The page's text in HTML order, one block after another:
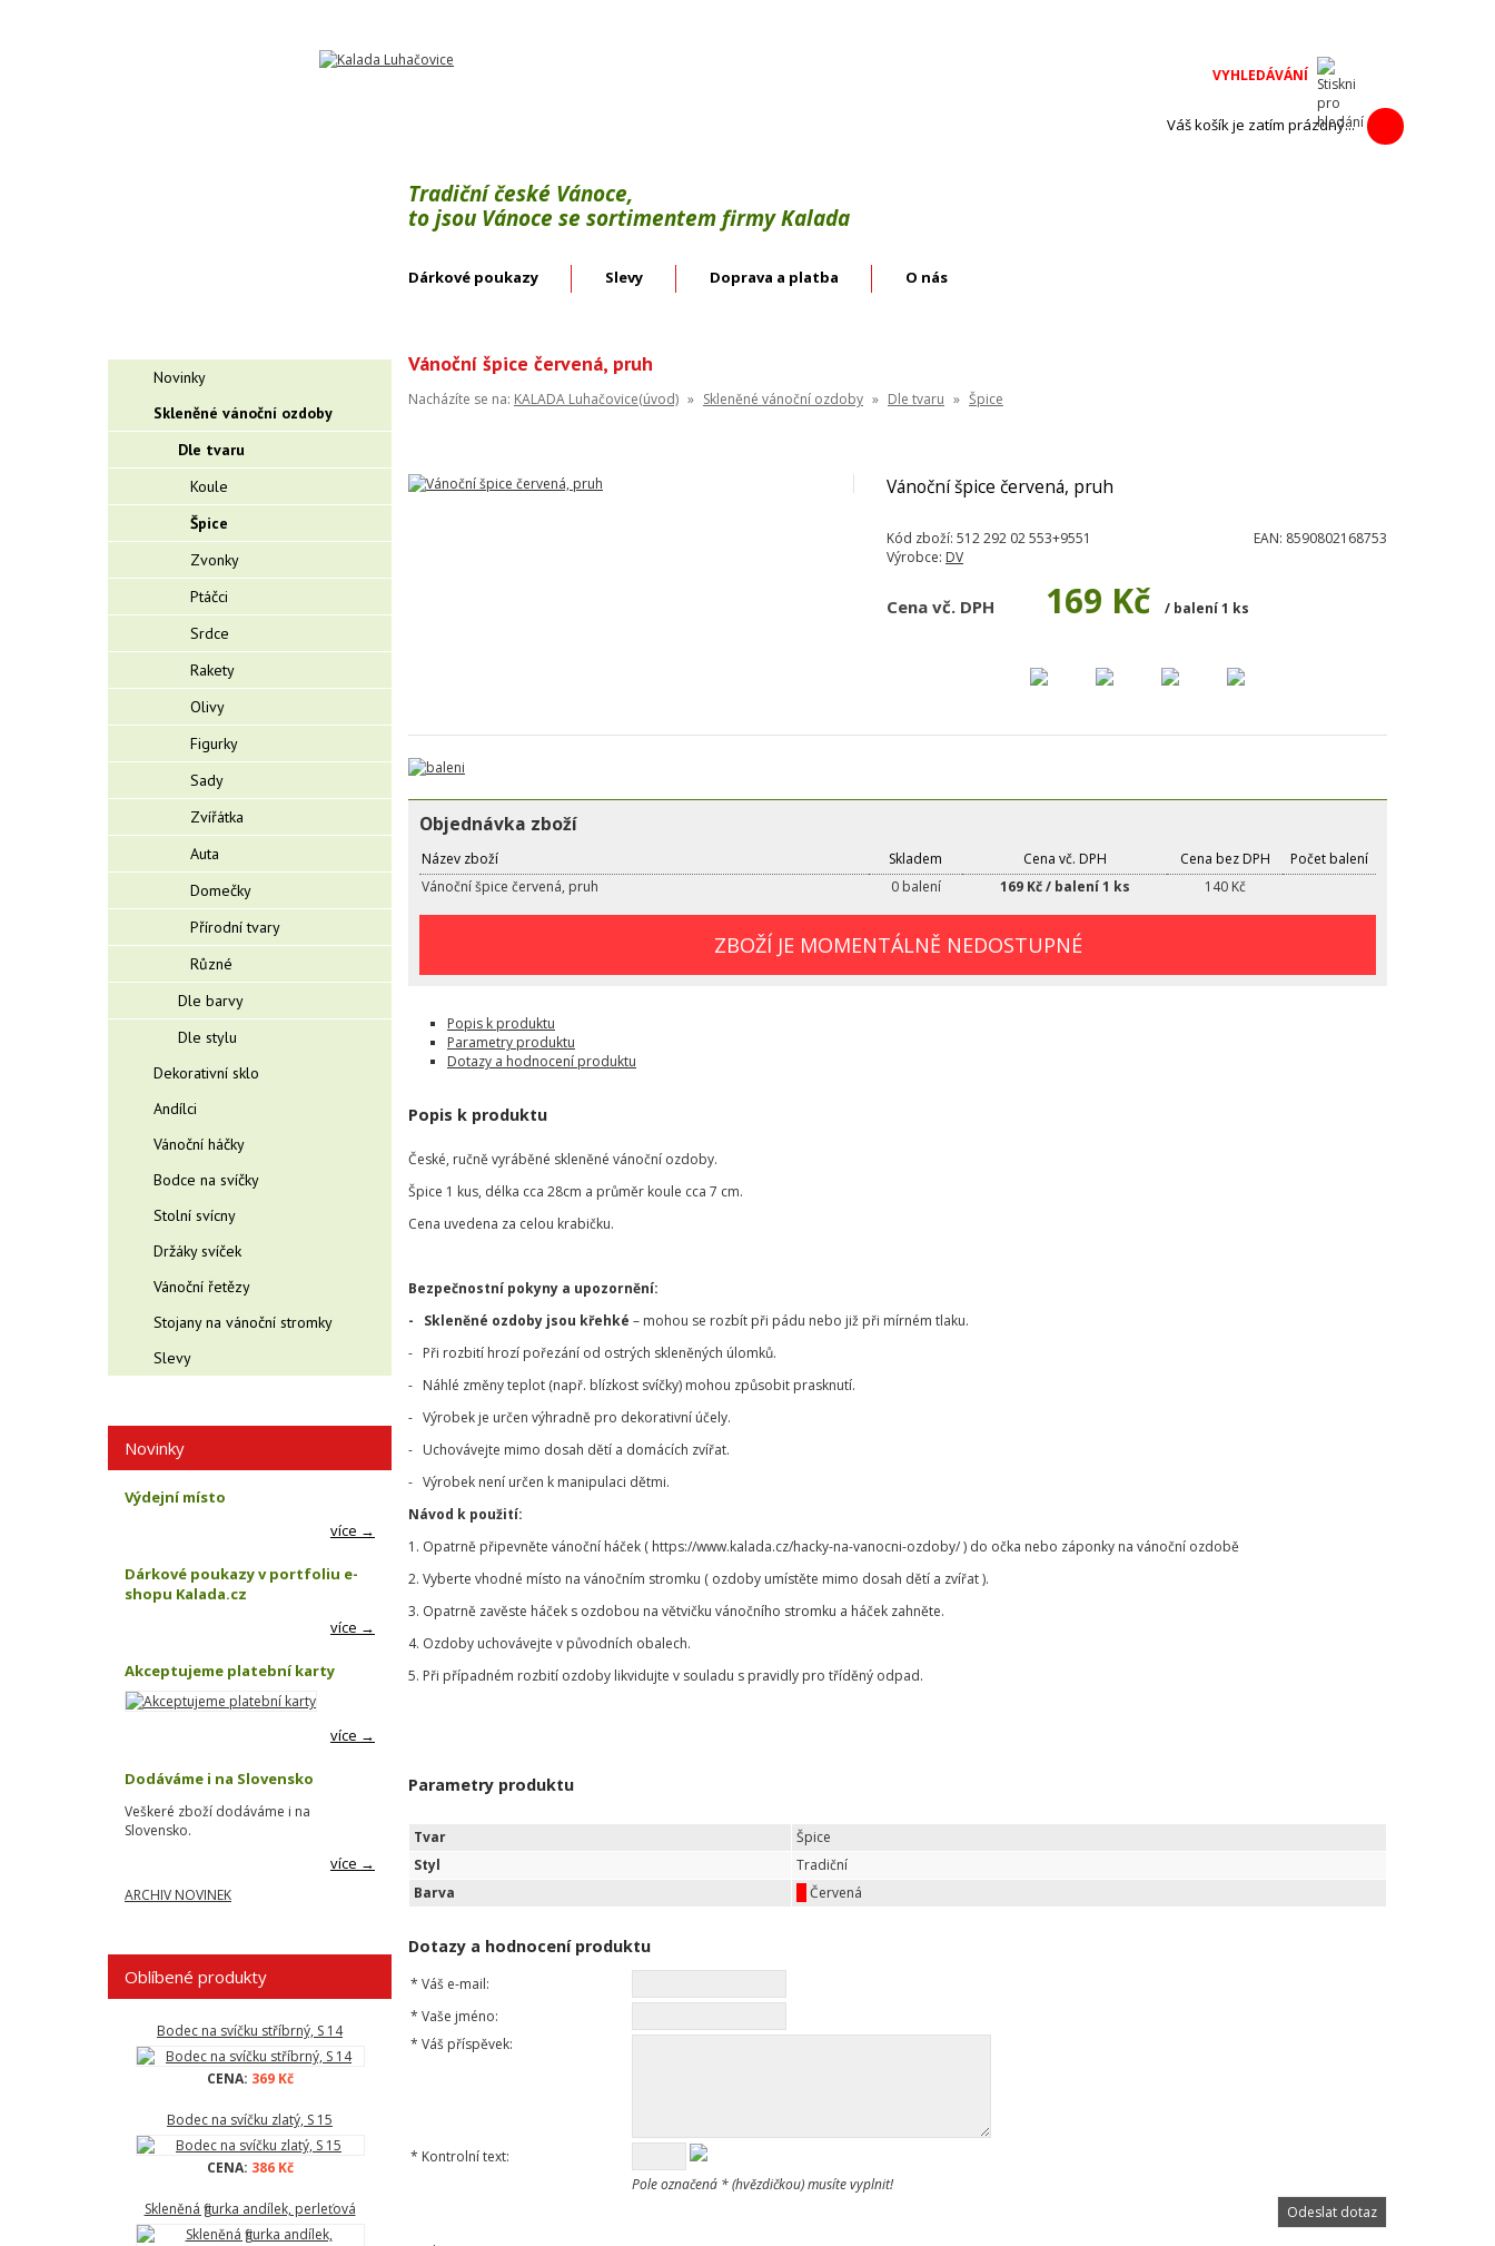
Tradiční české Vánoce,
to jsou Vánoce se sortimentem firmy Kalada
Váš košík je zatím prázdný...
Dárkové poukazy Slevy Doprava a platba O nás
Novinky
Skleněné vánoční ozdoby
Dle tvaru
Koule
Špice
Zvonky
Ptáčci
Srdce
Rakety
Olivy
Figurky
Sady
Zvířátka
Auta
Domečky
Přírodní tvary
Různé
Dle barvy
Dle stylu
Dekorativní sklo
Andílci
Vánoční háčky
Bodce na svíčky
Stolní svícny
Držáky svíček
Vánoční řetězy
Stojany na vánoční stromky
Slevy
Novinky
Výdejní místo
více →
Dárkové poukazy v portfoliu e-
shopu Kalada.cz
více →
Akceptujeme platební karty
více →
Dodáváme i na Slovensko
Veškeré zboží dodáváme i na
Slovensko.
více →
ARCHIV NOVINEK
Oblíbené produkty
Bodec na svíčku stříbrný, S 14
CENA: 369 Kč
Bodec na svíčku zlatý, S 15
CENA: 386 Kč
Skleněná figurka andílek, perleťová
Vánoční špice červená, pruh
Nacházíte se na: KALADA Luhačovice(úvod) » Skleněné vánoční ozdoby » Dle tvaru » Špice
Vánoční špice červená, pruh
Kód zboží: 512 292 02 553+9551 EAN: 8590802168753
Výrobce: DV
Cena vč. DPH 169 Kč / balení 1 ks
Objednávka zboží
Název zboží Skladem Cena vč. DPH Cena bez DPH
Počet balení
Vánoční špice červená, pruh
0 balení 169 Kč / balení 1 ks 140 Kč
ZBOŽÍ JE MOMENTÁLNĚ NEDOSTUPNÉ
Popis k produktu
Parametry produktu
Dotazy a hodnocení produktu
Popis k produktu
České, ručně vyráběné skleněné vánoční ozdoby.
Špice 1 kus, délka cca 28cm a průměr koule cca 7 cm.
Cena uvedena za celou krabičku.
Bezpečnostní pokyny a upozornění:
- Skleněné ozdoby jsou křehké – mohou se rozbít při pádu nebo již při mírném tlaku.
- Při rozbití hrozí pořezání od ostrých skleněných úlomků.
- Náhlé změny teplot (např. blízkost svíčky) mohou způsobit prasknutí.
- Výrobek je určen výhradně pro dekorativní účely.
- Uchovávejte mimo dosah dětí a domácích zvířat.
- Výrobek není určen k manipulaci dětmi.
Návod k použití:
1. Opatrně připevněte vánoční háček ( https://www.kalada.cz/hacky-na-vanocni-ozdoby/ ) do očka nebo záponky na vánoční ozdobě
2. Vyberte vhodné místo na vánočním stromku ( ozdoby umístěte mimo dosah dětí a zvířat ).
3. Opatrně zavěste háček s ozdobou na větvičku vánočního stromku a háček zahněte.
4. Ozdoby uchovávejte v původních obalech.
5. Při případném rozbití ozdoby likvidujte v souladu s pravidly pro tříděný odpad.
Parametry produktu
Tvar
Špice
Styl
Tradiční
Barva
Červená
Dotazy a hodnocení produktu
* Váš e-mail:
* Vaše jméno:
* Váš příspěvek:
* Kontrolní text:
Pole označená * (hvězdičkou) musíte vyplnit!